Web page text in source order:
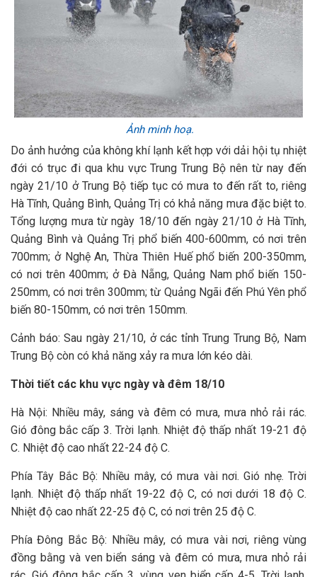
Ảnh minh hoạ.
Do ảnh hưởng của không khí lạnh kết hợp với dải hội tụ nhiệt
đới có trục đi qua khu vực Trung Trung Bộ nên từ nay đến
ngày 21/10 ở Trung Bộ tiếp tục có mưa to đến rất to, riêng
Hà Tĩnh, Quảng Bình, Quảng Trị có khả năng mưa đặc biệt to.
Tổng lượng mưa từ ngày 18/10 đến ngày 21/10 ở Hà Tĩnh,
Quảng Bình và Quảng Trị phổ biến 400-600mm, có nơi trên
700mm; ở Nghệ An, Thừa Thiên Huế phổ biến 200-350mm,
có nơi trên 400mm; ở Đà Nẵng, Quảng Nam phổ biến 150-
250mm, có nơi trên 300mm; từ Quảng Ngãi đến Phú Yên phổ
biến 80-150mm, có nơi trên 150mm.
Cảnh báo: Sau ngày 21/10, ở các tỉnh Trung Trung Bộ, Nam
Trung Bộ còn có khả năng xảy ra mưa lớn kéo dài.
Thời tiết các khu vực ngày và đêm 18/10
Hà Nội: Nhiều mây, sáng và đêm có mưa, mưa nhỏ rải rác.
Gió đông bắc cấp 3. Trời lạnh. Nhiệt độ thấp nhất 19-21 độ
C. Nhiệt độ cao nhất 22-24 độ C.
Phía Tây Bắc Bộ: Nhiều mây, có mưa vài nơi. Gió nhẹ. Trời
lạnh. Nhiệt độ thấp nhất 19-22 độ C, có nơi dưới 18 độ C.
Nhiệt độ cao nhất 22-25 độ C, có nơi trên 25 độ C.
Phía Đông Bắc Bộ: Nhiều mây, có mưa vài nơi, riêng vùng
đồng bằng và ven biển sáng và đêm có mưa, mưa nhỏ rải